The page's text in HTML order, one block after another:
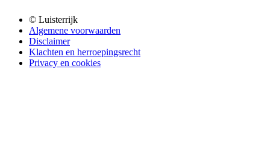
© Luisterrijk
Algemene voorwaarden
Disclaimer
Klachten en herroepingsrecht
Privacy en cookies